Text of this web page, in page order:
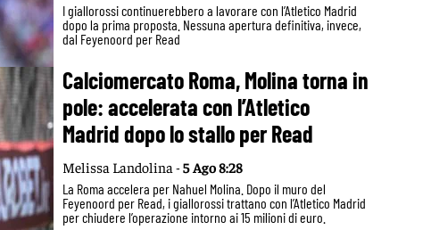
I giallorossi continuerebbero a lavorare con l’Atletico Madrid
dopo la prima proposta. Nessuna apertura definitiva, invece,
dal Feyenoord per Read
Calciomercato Roma, Molina torna in
pole: accelerata con l’Atletico
Madrid dopo lo stallo per Read
Melissa Landolina -5 Ago 8:28
La Roma accelera per Nahuel Molina. Dopo il muro del
Feyenoord per Read, i giallorossi trattano con l’Atletico Madrid
per chiudere l’operazione intorno ai 15 milioni di euro.